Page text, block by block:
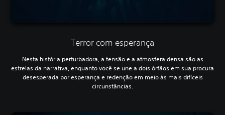
Terror com esperança
Nesta história perturbadora, a tensão e a atmosfera densa são as
estrelas da narrativa, enquanto você se une a dois órfãos em sua procura
desesperada por esperança e redenção em meio às mais difíceis
circunstâncias.